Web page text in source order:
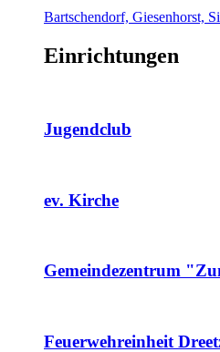
Bartschendorf, Giesenhorst,
Einrichtungen
Jugendclub
ev. Kirche
Gemeindezentrum
Feuerwehreinheit